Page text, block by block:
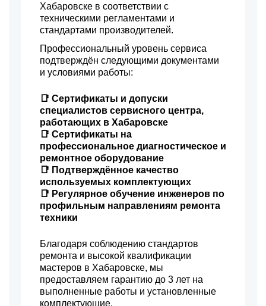
Хабаровске в соответствии с
техническими регламентами и
стандартами производителей.
Профессиональный уровень сервиса
подтверждён следующими документами
и условиями работы:
📑 Сертификаты и допуски
специалистов сервисного центра,
работающих в Хабаровске
📑 Сертификаты на
профессиональное диагностическое и
ремонтное оборудование
📑 Подтверждённое качество
используемых комплектующих
📑 Регулярное обучение инженеров по
профильным направлениям ремонта
техники
Благодаря соблюдению стандартов
ремонта и высокой квалификации
мастеров в Хабаровске, мы
предоставляем гарантию до 3 лет на
выполненные работы и установленные
комплектующие.